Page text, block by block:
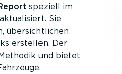
speziell im
Sie
übersicht­lichen
erstellen. Der
und bietet